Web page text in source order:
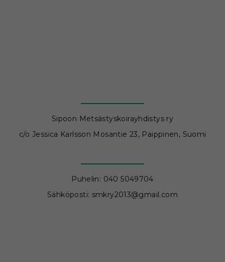
Sipoon Metsästyskoirayhdistys ry
c/o Jessica Karlsson Mosantie 23, Paippinen, Suomi
Puhelin: 040 5049704
Sähköposti: smkry2013@gmail.com